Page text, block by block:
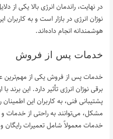
در نهایت، راندمان انرژی بالا یکی از
نوژان انرژی در بازار است و به
هوشمندانه انجام داده‌اند.
خدمات پس از فروش
خدمات پس از فروش یکی از مهم‌ترین
برقی نوژان انرژی تأثیر دارد. این
پشتیبانی فنی، به کاربران این
مشکل، می‌توانند به راحتی از خدمات
خدمات معمولاً شامل تعمیرات